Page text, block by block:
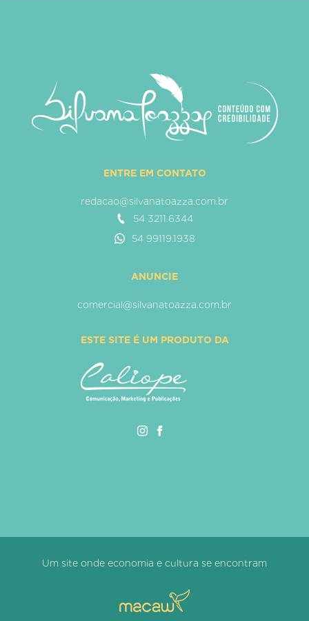
ENTRE EM CONTATO
redacao@silvanatoazza.com.br
54 3211.6344
54 99119.1938
ANUNCIE
comercial@silvanatoazza.com.br
ESTE SITE É UM PRODUTO DA
Um site onde economia e cultura se encontram